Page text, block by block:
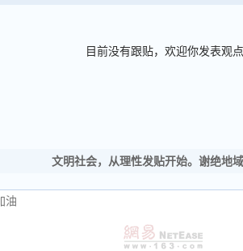
目前没有跟贴，欢迎你发表观点
文明社会，从理性发贴开始。谢绝地